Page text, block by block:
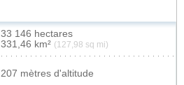
33 146 hectares
331,46 km² (127,98 sq mi)
207 mètres d'altitude